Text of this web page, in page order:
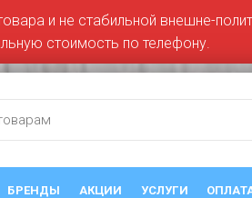
БРЕНДЫ АКЦИИ УСЛУГИ
и не стабильной внешне-
стоимость по телефону.